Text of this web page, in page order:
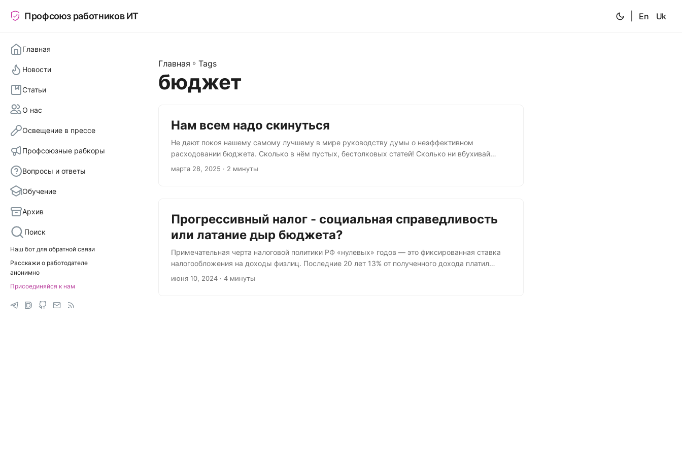
Профсоюз работников ИТ En Uk
Главная
Новости
Статьи
О нас
Освещение в прессе
Профсоюзные рабкоры
Вопросы и ответы
Обучение
Архив
Поиск
Наш бот для обратной связи
Расскажи о работодателе
анонимно
Присоединяйся к нам
Главная » Tags
бюджет
Нам всем надо скинуться
Не дают покоя нашему самому лучшему в мире руководству думы о неэффективном
расходовании бюджета. Сколько в нём пустых, бестолковых статей! Сколько ни вбухивай
денег, никакой прибыли. Как в чёрную дыру. Взять, например, здравоохранение. Поликлиники
марта 28, 2025 · 2 минуты
Прогрессивный налог - социальная справедливость
или латание дыр бюджета?
Примечательная черта налоговой политики РФ «нулевых» годов — это фиксированная ставка
налогообложения на доходы физлиц. Последние 20 лет 13% от полученного дохода платил
любой гражданин: и перебивающийся минимальной зарплатой, и выбирающий, на какой из
июня 10, 2024 · 4 минуты